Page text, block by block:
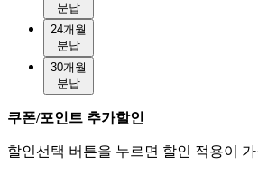
분납
24개월
분납
30개월
분납
쿠폰/포인트 추가할인
할인선택 버튼을 누르면 할인 적용이